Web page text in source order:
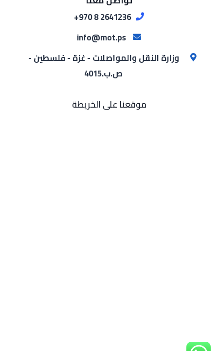
2641236 8 970+
وزارة النقل والمواصلات - غزة - فلسطين -
ص.ب.4015
موقعنا على الخريطة